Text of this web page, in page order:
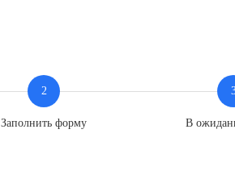
2
Заполнить форму В